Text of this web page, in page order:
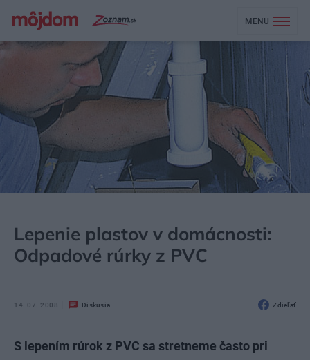
MENU
Lepenie plastov v domácnosti:
Odpadové rúrky z PVC
14. 07. 2008 Diskusia Zdieľať
S lepením rúrok z PVC sa stretneme často pri